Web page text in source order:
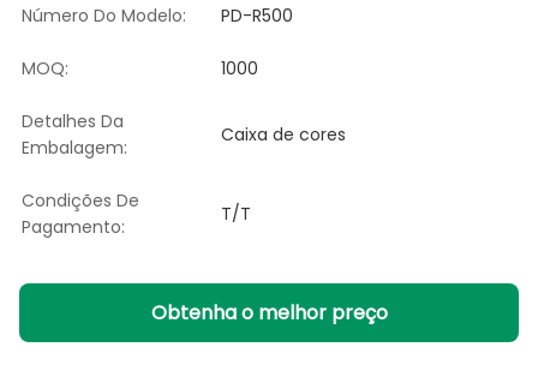
Número Do Modelo: PD-R500
MOQ: 1000
Detalhes Da
Embalagem:
Caixa de cores
Condições De
Pagamento:
T/T
Obtenha o melhor preço